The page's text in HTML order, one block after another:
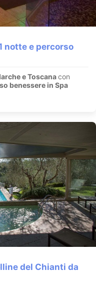
notte e percorso
e Toscanacon
benessere in Spa
del Chianti da